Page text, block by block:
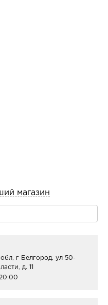
магазин
г Белгород, ул 50-
д. 11